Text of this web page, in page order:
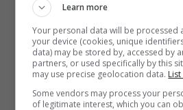
Per la Ferrari ora inizierà
difficile di stagione, dal
piste come Monza non ce
Già da Singapore si
Learn more
Your personal data will be
your device (cookies, unique
data) may be stored by, accessed by
partners, or used specifically by this
may use precise geolocation data.
Some vendors may process your
of legitimate interest, which you can